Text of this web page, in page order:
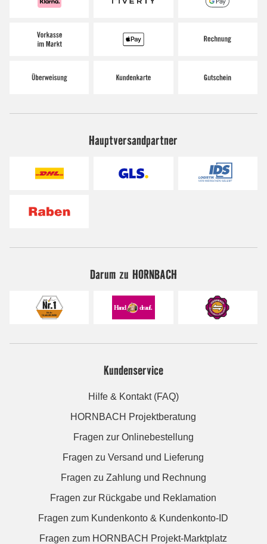
Hauptversandpartner
Darum zu HORNBACH
Kundenservice
Hilfe & Kontakt (FAQ)
HORNBACH Projektberatung
Fragen zur Onlinebestellung
Fragen zu Versand und Lieferung
Fragen zu Zahlung und Rechnung
Fragen zur Rückgabe und Reklamation
Fragen zum Kundenkonto & Kundenkonto-ID
Fragen zum HORNBACH Projekt-Marktplatz